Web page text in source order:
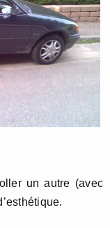
un autre (avec